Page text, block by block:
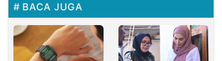
BACA JUGA